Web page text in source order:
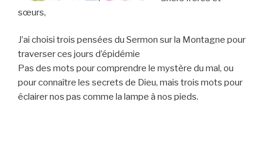
sœurs,
J’ai choisi trois pensées du Sermon sur la Montagne pour
traverser ces jours d’épidémie
Pas des mots pour comprendre le mystère du mal, ou
pour connaître les secrets de Dieu, mais trois mots pour
éclairer nos pas comme la lampe à nos pieds.